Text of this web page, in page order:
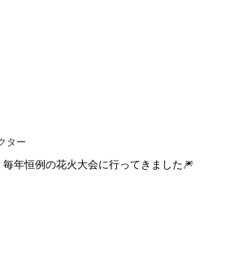
ター
毎年恒例の花火大会に行ってきました🎆